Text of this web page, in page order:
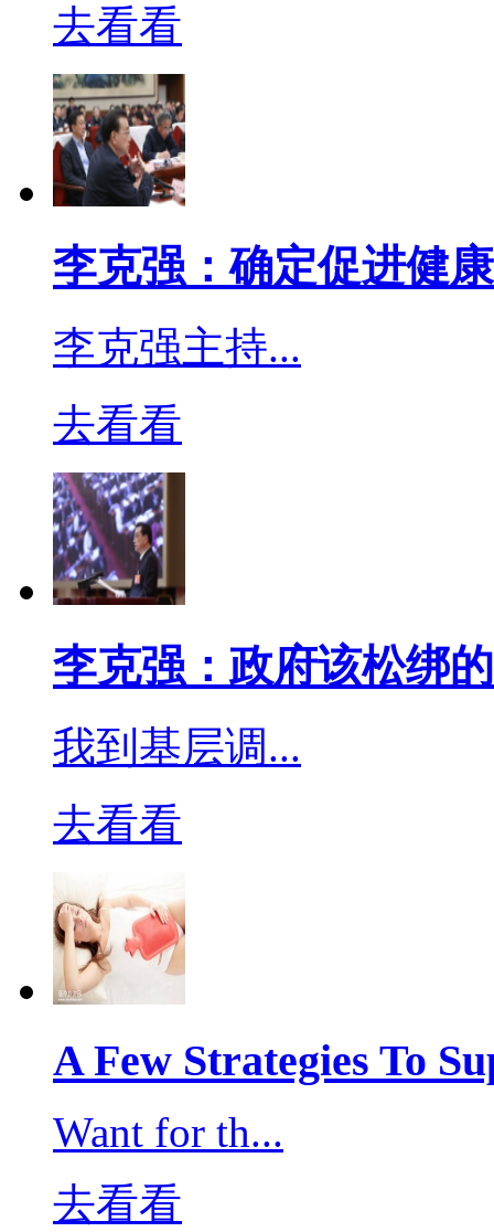
醛类消毒剂包括甲醛和
作用于微生物蛋白质中
破坏蛋白质分子，对真
效果，甚至用来杀虫和
吸道黏膜刺激性很强。
酚类消毒剂包括苯酚、
细菌和病毒蛋白凝集沉
氯间二甲苯酚。还有来
氯酚被卤化后增强了杀
腔、喉咙和胃部有一定
容易残留，在医学消毒
以上这几类是当前大量
攀高。雾炮车、洒水车
道，我担心的事情还是
布，武汉全力开展排水
至2月18日，全市累计出
1963.58吨，对环境安全
题，重庆市林业局表示
因消毒药液滥用导致的
去看看
李克强：确定促进健
李克强主持...
去看看
李克强：政府该松绑
我到基层调...
去看看
A Few Strategies To
Want for th...
去看看